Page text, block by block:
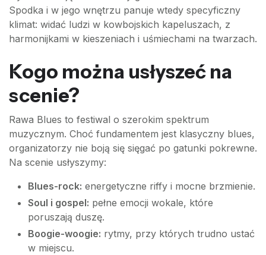
Spodka i w jego wnętrzu panuje wtedy specyficzny
klimat: widać ludzi w kowbojskich kapeluszach, z
harmonijkami w kieszeniach i uśmiechami na twarzach.
Kogo można usłyszeć na
scenie?
Rawa Blues to festiwal o szerokim spektrum
muzycznym. Choć fundamentem jest klasyczny blues,
organizatorzy nie boją się sięgać po gatunki pokrewne.
Na scenie usłyszymy:
Blues-rock: energetyczne riffy i mocne brzmienie.
Soul i gospel: pełne emocji wokale, które
poruszają duszę.
Boogie-woogie: rytmy, przy których trudno ustać
w miejscu.